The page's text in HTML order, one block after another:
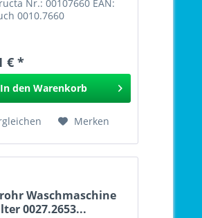
Nr.: 00107660 EAN:
0010.7660
€ *
In den Warenkorb
Merken
Waschmaschine
0027.2653...